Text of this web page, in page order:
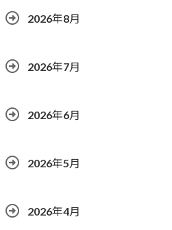
2026年8月
2026年7月
2026年6月
2026年5月
2026年4月